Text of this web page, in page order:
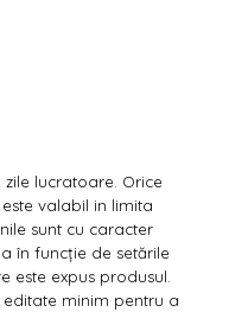
zile lucratoare. Orice
valabil in limita
sunt cu caracter
în funcție de setările
este expus produsul.
minim pentru a